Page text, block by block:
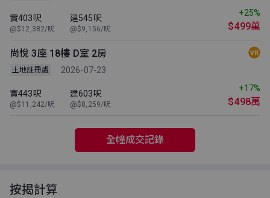
實403呎
@$12,382/呎
建545呎
@$9,156/呎
+25%
$499萬
尚悅 3座 18樓 D室 2房
土地註冊處 2026-07-23
實443呎
@$11,242/呎
建603呎
@$8,259/呎
+17%
$498萬
全幢成交記錄
按揭計算